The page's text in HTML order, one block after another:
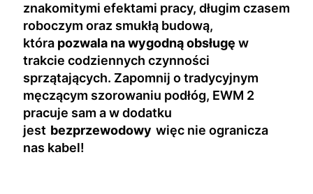
znakomitymi efektami pracy, długim czasem
roboczym oraz smukłą budową,
która pozwala na wygodną obsługę w
trakcie codziennych czynności
sprzątających. Zapomnij o tradycyjnym
męczącym szorowaniu podłóg, EWM 2
pracuje sam a w dodatku
jest bezprzewodowy więc nie ogranicza
nas kabel!